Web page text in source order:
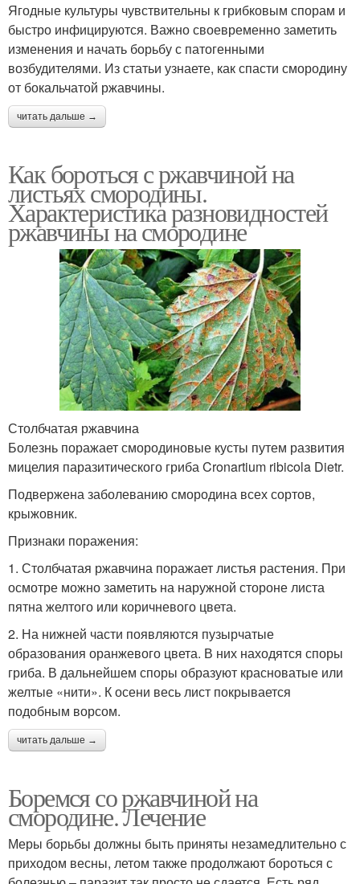
Ягодные культуры чувствительны к грибковым спорам и
быстро инфицируются. Важно своевременно заметить
изменения и начать борьбу с патогенными
возбудителями. Из статьи узнаете, как спасти смородину
от бокальчатой ржавчины.
читать дальше →
Как бороться с ржавчиной на
листьях смородины.
Характеристика разновидностей
ржавчины на смородине
Столбчатая ржавчина
Болезнь поражает смородиновые кусты путем развития
мицелия паразитического гриба Cronartium ribicola Dietr.
Подвержена заболеванию смородина всех сортов,
крыжовник.
Признаки поражения:
1. Столбчатая ржавчина поражает листья растения. При
осмотре можно заметить на наружной стороне листа
пятна желтого или коричневого цвета.
2. На нижней части появляются пузырчатые
образования оранжевого цвета. В них находятся споры
гриба. В дальнейшем споры образуют красноватые или
желтые «нити». К осени весь лист покрывается
подобным ворсом.
читать дальше →
Боремся со ржавчиной на
смородине. Лечение
Меры борьбы должны быть приняты незамедлительно с
приходом весны, летом также продолжают бороться с